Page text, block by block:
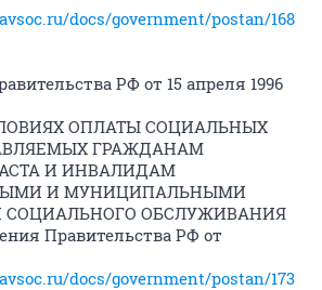
docs/government/postan/168
РФ от 15 апреля 1996
ОПЛАТЫ СОЦИАЛЬНЫХ
ГРАЖДАНАМ
И ИНВАЛИДАМ
И МУНИЦИПАЛЬНЫМИ
ОБСЛУЖИВАНИЯ
Правительства РФ от
docs/government/postan/173